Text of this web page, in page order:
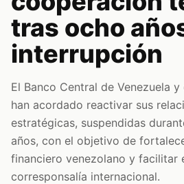
tras ocho
interrupción
El Banco Central de Venezuela
han acordado reactivar sus
estratégicas, suspendidas
años, con el objetivo de
financiero venezolano y facilitar
corresponsalía internacional.